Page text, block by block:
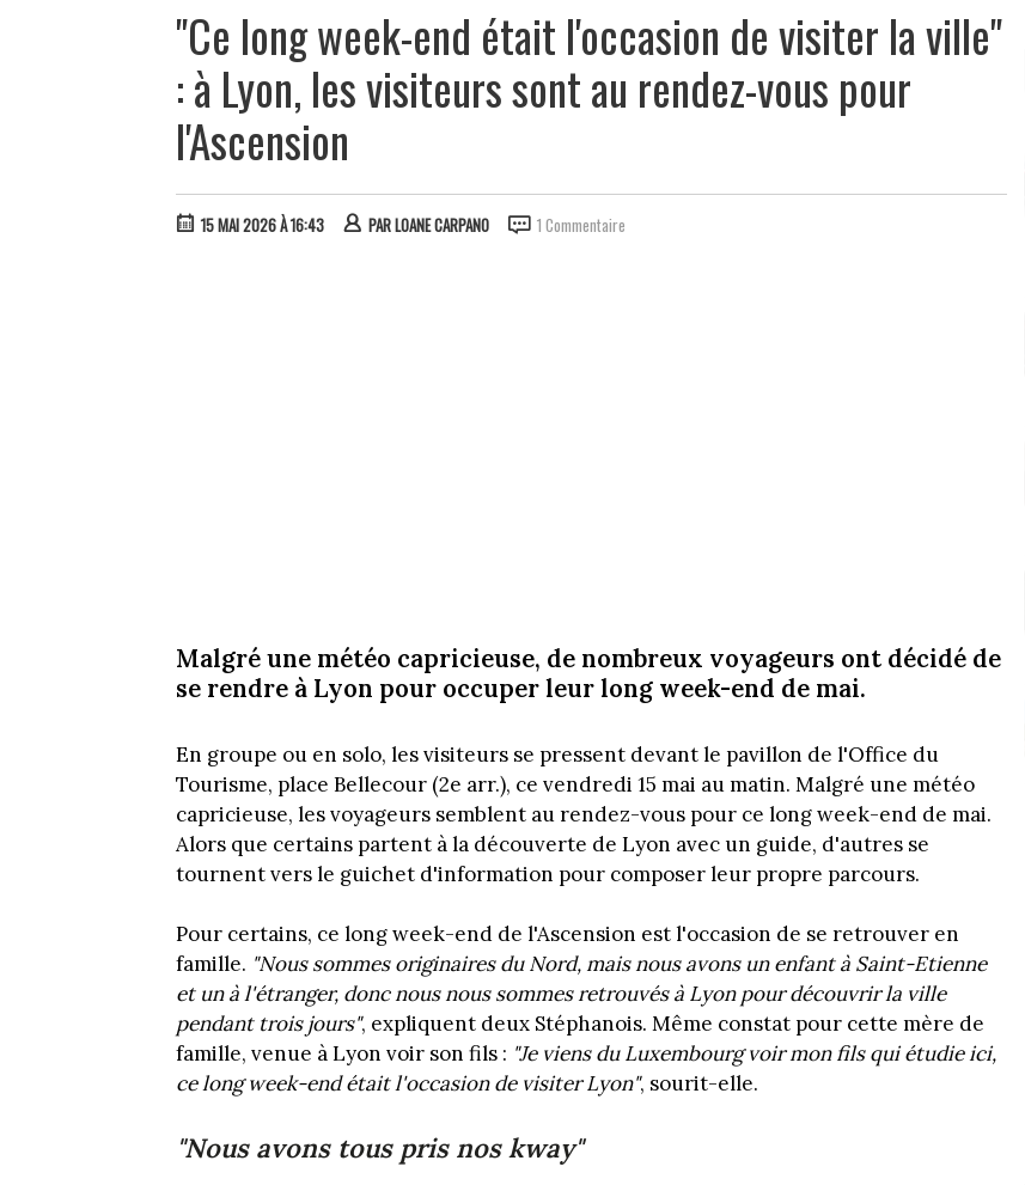
"Ce long week-end était l'occasion de visiter la ville"
: à Lyon, les visiteurs sont au rendez-vous pour
l'Ascension
15 MAI 2026 À 16:43 PARLOANE CARPANO 1 Commentaire
Malgré une météo capricieuse, de nombreux voyageurs ont décidé de
se rendre à Lyon pour occuper leur long week-end de mai.
En groupe ou en solo, les visiteurs se pressent devant le pavillon de l'Office du
Tourisme, place Bellecour (2e arr.), ce vendredi 15 mai au matin. Malgré une météo
capricieuse, les voyageurs semblent au rendez-vous pour ce long week-end de mai.
Alors que certains partent à la découverte de Lyon avec un guide, d'autres se
tournent vers le guichet d'information pour composer leur propre parcours.
Pour certains, ce long week-end de l'Ascension est l'occasion de se retrouver en
famille. "Nous sommes originaires du Nord, mais nous avons un enfant à Saint-Etienne
et un à l'étranger, donc nous nous sommes retrouvés à Lyon pour découvrir la ville
pendant trois jours", expliquent deux Stéphanois. Même constat pour cette mère de
famille, venue à Lyon voir son fils : "Je viens du Luxembourg voir mon fils qui étudie ici,
ce long week-end était l'occasion de visiter Lyon", sourit-elle.
"Nous avons tous pris nos kway"